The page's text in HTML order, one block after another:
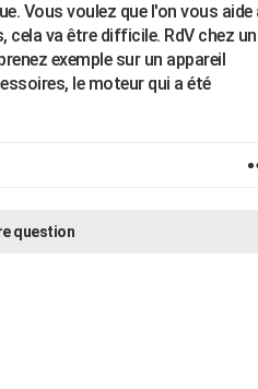
Vous voulez que l'on vous aide
cela va être difficile. RdV chez un
exemple sur un appareil
le moteur qui a été
question